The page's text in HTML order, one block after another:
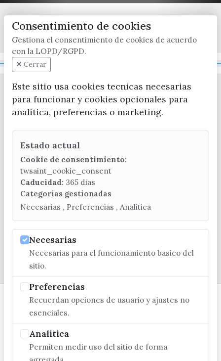
x / twitter facebook youtube instagram
CONTACTA CON LA OFICINA DE TURISMO
(+34) 952 541 104
turismo@velezmalaga.es
C/ Poniente, 2. CP 29740 - Torre del Mar
Consentimiento de cookies
Gestiona el consentimiento de cookies de acuerdo
con la LOPD/RGPD.
Cerrar
Este sitio usa cookies tecnicas necesarias
para funcionar y cookies opcionales para
analitica, preferencias o marketing.
Estado actual
Cookie de consentimiento:
twsaint_cookie_consent
Caducidad: 365 dias
Categorias gestionadas
Necesarias , Preferencias , Analitica
Necesarias
Necesarias para el funcionamiento basico del
sitio.
Preferencias
Recuerdan opciones de usuario y ajustes no
esenciales.
Analitica
Permiten medir uso del sitio de forma